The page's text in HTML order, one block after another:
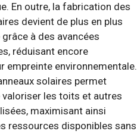
En outre, la fabrication des
devient de plus en plus
à des avancées
réduisant encore
empreinte environnementale.
solaires permet
valoriser les toits et autres
maximisant ainsi
ressources disponibles sans